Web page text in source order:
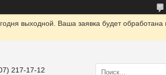
выходной. Ваша заявка будет
217-17-12